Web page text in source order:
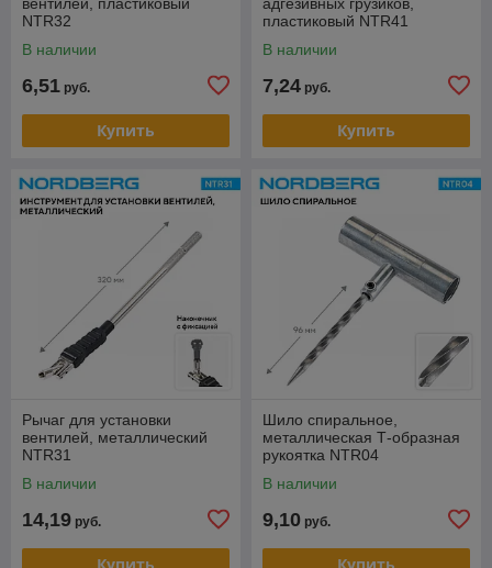
NTR32
В наличии
6,51 руб.
Купить
пластиковый NTR41
В наличии
7,24 руб.
Купить
Рычаг для установки
вентилей, металлический
NTR31
В наличии
14,19 руб.
Шило спиральное,
металлическая Т-образная
рукоятка NTR04
В наличии
9,10 руб.